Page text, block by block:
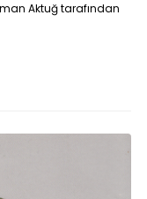
Aktuğ tarafından